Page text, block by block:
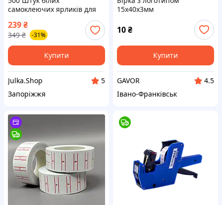
самоклеючих ярликів для
цінників етикет пістолета
одним рулоном з
червоними смугами
239₴
349 ₴ -31%
Купити
Julka.Shop
5
Запоріжжя
15х40х3мм
10₴
Купити
GAVOR
4.5
Івано-Франківськ